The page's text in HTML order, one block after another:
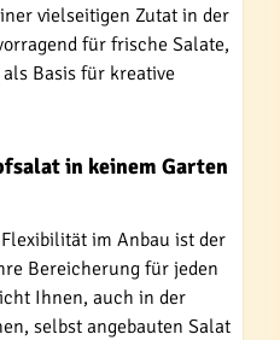
vielseitigen Zutat in der
für frische Salate,
Basis für kreative
in keinem Garten
im Anbau ist der
Bereicherung für jeden
Ihnen, auch in der
selbst angebauten Salat